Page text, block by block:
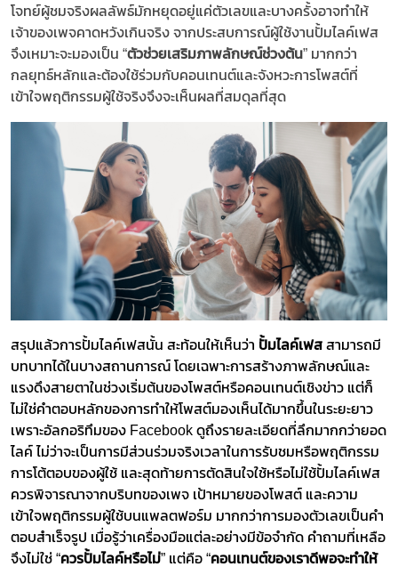
โจทย์ผู้ชมจริงผลลัพธ์มักหยุดอยู่แค่ตัวเลขและบางครั้งอาจทำให้
เจ้าของเพจคาดหวังเกินจริง จากประสบการณ์ผู้ใช้งานปั้มไลค์เฟส
จึงเหมาะจะมองเป็น “​​ตัวช่วยเสริมภาพลักษณ์ช่วงต้น​​” มากกว่า
กลยุทธ์หลักและต้องใช้ร่วมกับคอนเทนต์และจังหวะการโพสต์ที่
เข้าใจพฤติกรรมผู้ใช้จริงจึงจะเห็นผลที่สมดุลที่สุด​
สรุปแล้วการปั้มไลค์เฟสนั้น สะท้อนให้เห็นว่า ​ ปั้มไลค์เฟส ​​ สามารถมี
บทบาทได้ในบางสถานการณ์ โดยเฉพาะการสร้างภาพลักษณ์และ
แรงดึงสายตาในช่วงเริ่มต้นของโพสต์หรือคอนเทนต์เชิงข่าว แต่ก็
ไม่ใช่คำตอบหลักของการทำให้โพสต์มองเห็นได้มากขึ้นในระยะยาว
เพราะอัลกอริทึมของ Facebook ดูถึงรายละเอียดที่ลึกมากกว่ายอด
ไลค์ ไม่ว่าจะเป็นการมีส่วนร่วมจริงเวลาในการรับชมหรือพฤติกรรม
การโต้ตอบของผู้ใช้ และสุดท้ายการตัดสินใจใช้หรือไม่ใช้ปั้มไลค์เฟส
ควรพิจารณาจากบริบทของเพจ เป้าหมายของโพสต์ และความ
เข้าใจพฤติกรรมผู้ใช้บนแพลตฟอร์ม มากกว่าการมองตัวเลขเป็นคำ
ตอบสำเร็จรูป เมื่อรู้ว่าเครื่องมือแต่ละอย่างมีข้อจำกัด คำถามที่เหลือ
จึงไม่ใช่ “​​ควรปั้มไลค์หรือไม่​​” แต่คือ “​​คอนเทนต์ของเราดีพอจะทำให้